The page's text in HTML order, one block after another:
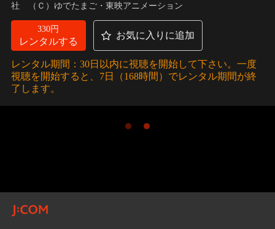
グ）。その恐ろしい姿に、万太郎は恐れをなして逃げ出した。
社 （Ｃ）ゆでたまご・東映アニメーション
330円
レンタルする
お気に入りに追加
レンタル期間：30日以内に視聴を開始して下さい。一度
視聴を開始すると、7日（168時間）でレンタル期間が終
了します。